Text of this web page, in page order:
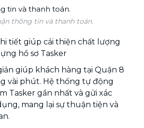
thông tin và thanh toán.
tiết giúp cải thiện chất lượng
hồ sơ Tasker
giúp khách hàng tại Quận 8
vài phút. Hệ thống tự động
Tasker gần nhất và gửi xác
mang lại sự thuận tiện và